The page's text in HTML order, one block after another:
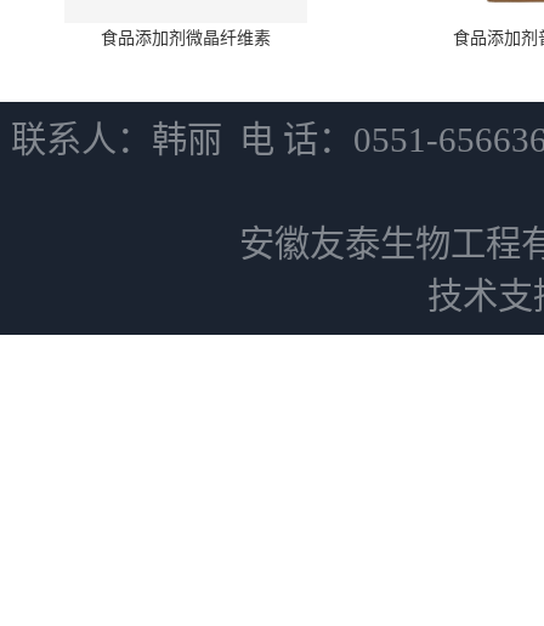
食品添加剂微晶纤维素 食品添加剂
联系人：韩丽 电 话：0551-
安徽友泰生物工程
技术